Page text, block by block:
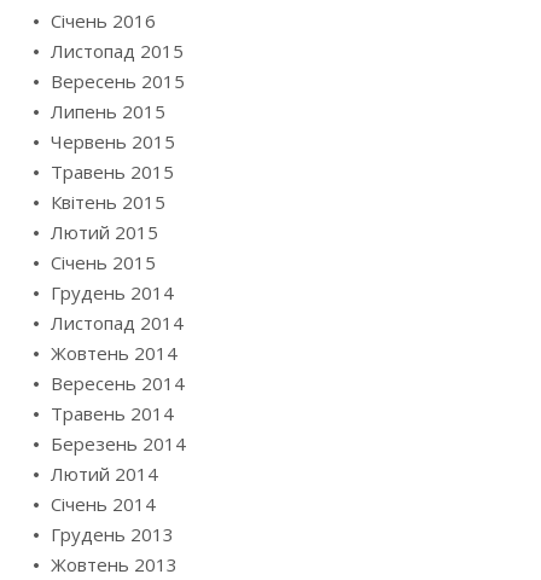
Січень 2016
Листопад 2015
Вересень 2015
Липень 2015
Червень 2015
Травень 2015
Квітень 2015
Лютий 2015
Січень 2015
Грудень 2014
Листопад 2014
Жовтень 2014
Вересень 2014
Травень 2014
Березень 2014
Лютий 2014
Січень 2014
Грудень 2013
Жовтень 2013